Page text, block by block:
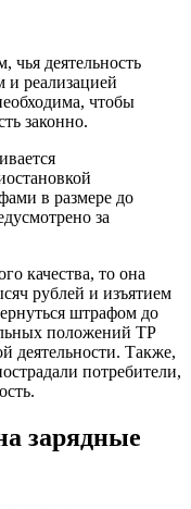
чья деятельность
и реализацией
чтобы
законно.
в размере до
за
качества, то она
рублей и изъятием
штрафом до
положений ТР
деятельности. Также,
потребители,
зарядные